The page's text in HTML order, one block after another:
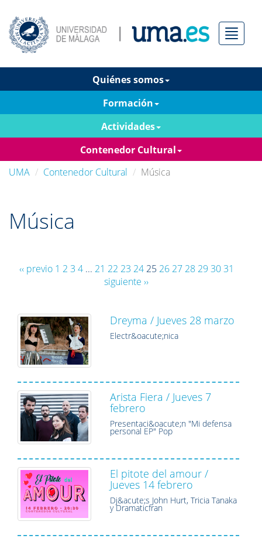
Menú
Quiénes somos
Formación
Actividades
Contenedor Cultural
UMA
Contenedor Cultural Música
Música
‹‹ previo 1 2 3 4... 21 22 23 24 25 26 27 28 29 30 31
siguiente ››
Dreyma / Jueves 28 marzo
Electr&oacute;nica
Arista Fiera / Jueves 7
febrero
Presentaci&oacute;n "Mi defensa
personal EP" Pop
El pitote del amour /
Jueves 14 febrero
Dj&acute;s John Hurt, Tricia Tanaka
y Dramaticfran